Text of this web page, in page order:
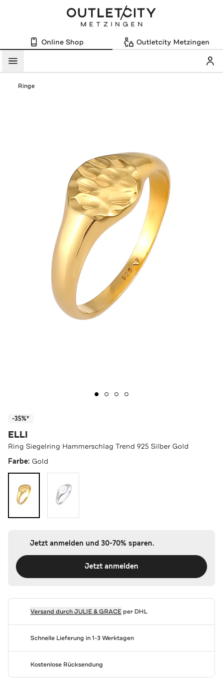
Online Shop Outletcity Metzingen
Menü
Ringe
-35%*
ELLI
Ring Siegelring Hammerschlag Trend 925 Silber Gold
Farbe: Gold
Jetzt anmelden und 30-70% sparen.
Jetzt anmelden
Versand durchJULIE & GRACEper DHL
Schnelle Lieferung in 1-3 Werktagen
Kostenlose Rücksendung